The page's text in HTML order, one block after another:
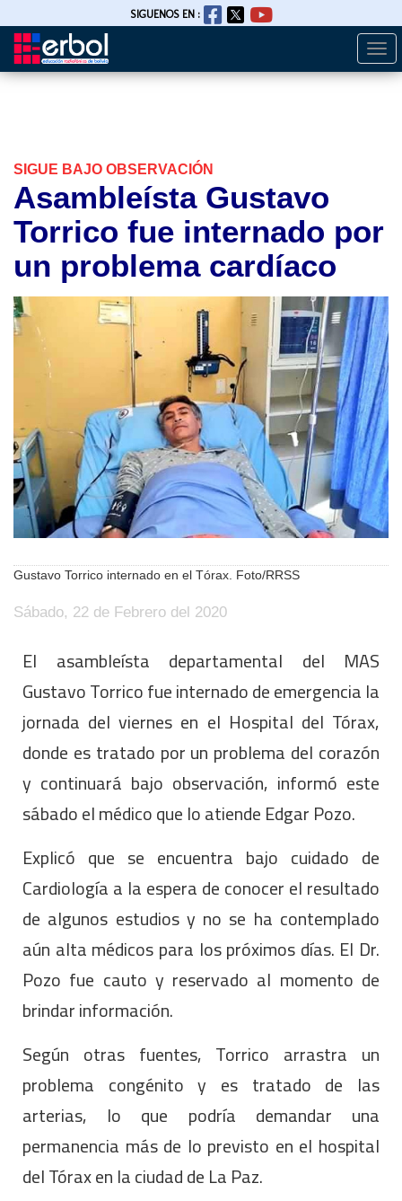
Pasar
SIGUENOS EN :
SIGUE BAJO OBSERVACIÓN
Asambleísta Gustavo
Torrico fue internado por
un problema cardíaco
Gustavo Torrico internado en el Tórax. Foto/RRSS
Sábado, 22 de Febrero del 2020
El asambleísta departamental del MAS
Gustavo Torrico fue internado de emergencia la
jornada del viernes en el Hospital del Tórax,
donde es tratado por un problema del corazón
y continuará bajo observación, informó este
sábado el médico que lo atiende Edgar Pozo.
Explicó que se encuentra bajo cuidado de
Cardiología a la espera de conocer el resultado
de algunos estudios y no se ha contemplado
aún alta médicos para los próximos días. El Dr.
Pozo fue cauto y reservado al momento de
brindar información.
Según otras fuentes, Torrico arrastra un
problema congénito y es tratado de las
arterias, lo que podría demandar una
permanencia más de lo previsto en el hospital
del Tórax en la ciudad de La Paz.